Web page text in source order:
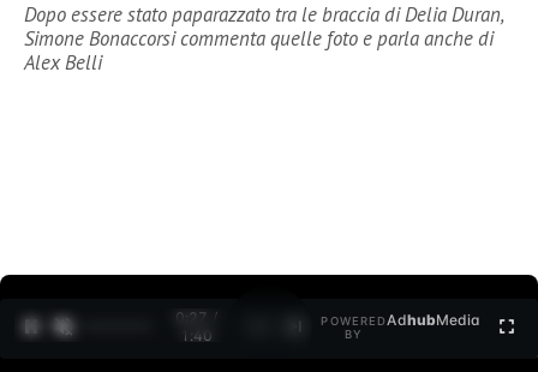
Dopo essere stato paparazzato tra le braccia di Delia Duran,
Simone Bonaccorsi commenta quelle foto e parla anche di
Alex Belli
0:27 /
1:40
POWERED
BY
AdhubMedia